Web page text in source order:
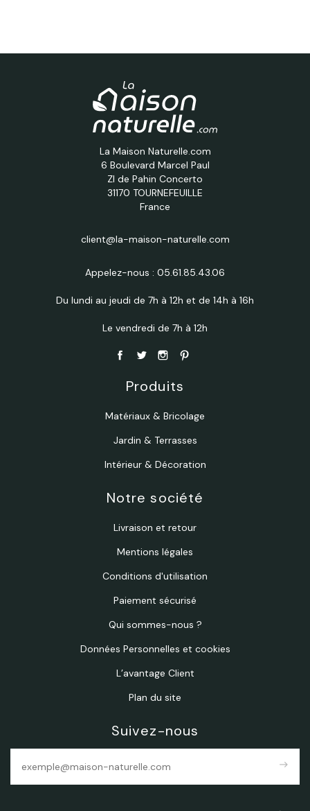
La Maison Naturelle.com
6 Boulevard Marcel Paul
ZI de Pahin Concerto
31170 TOURNEFEUILLE
France
client@la-maison-naturelle.com
Appelez-nous : 05.61.85.43.06
Du lundi au jeudi de 7h à 12h et de 14h à 16h
Le vendredi de 7h à 12h
Produits
Matériaux & Bricolage
Jardin & Terrasses
Intérieur & Décoration
Notre société
Livraison et retour
Mentions légales
Conditions d'utilisation
Paiement sécurisé
Qui sommes-nous ?
Données Personnelles et cookies
L’avantage Client
Plan du site
Suivez-nous
east